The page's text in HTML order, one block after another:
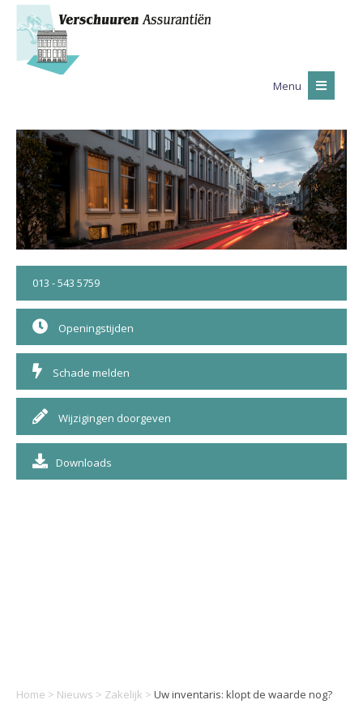
Menu
013 - 543 5759
Openingstijden
Schade melden
Wijzigingen doorgeven
Downloads
Home > Nieuws > Zakelijk > Uw inventaris: klopt de waarde nog?